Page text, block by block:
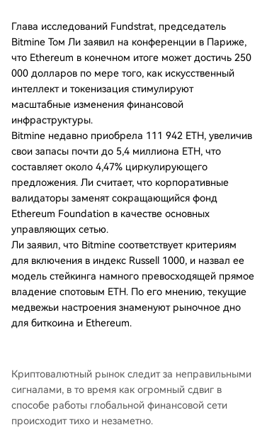
Глава исследований Fundstrat, председатель
Bitmine Том Ли заявил на конференции в Париже,
что Ethereum в конечном итоге может достичь 250
000 долларов по мере того, как искусственный
интеллект и токенизация стимулируют
масштабные изменения финансовой
инфраструктуры.
Bitmine недавно приобрела 111 942 ETH, увеличив
свои запасы почти до 5,4 миллиона ETH, что
составляет около 4,47% циркулирующего
предложения. Ли считает, что корпоративные
валидаторы заменят сокращающийся фонд
Ethereum Foundation в качестве основных
управляющих сетью.
Ли заявил, что Bitmine соответствует критериям
для включения в индекс Russell 1000, и назвал ее
модель стейкинга намного превосходящей прямое
владение спотовым ETH. По его мнению, текущие
медвежьи настроения знаменуют рыночное дно
для биткоина и Ethereum.
Криптовалютный рынок следит за неправильными
сигналами, в то время как огромный сдвиг в
способе работы глобальной финансовой сети
происходит тихо и незаметно.